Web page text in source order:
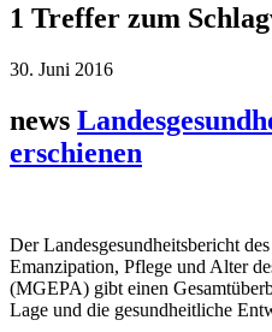
1 Treffer zum
30. Juni 2016
news
erschienen
Der Landesgesundheitsbericht
Emanzipation, Pflege und Alter
(MGEPA) gibt einen
Lage und die gesundheitliche